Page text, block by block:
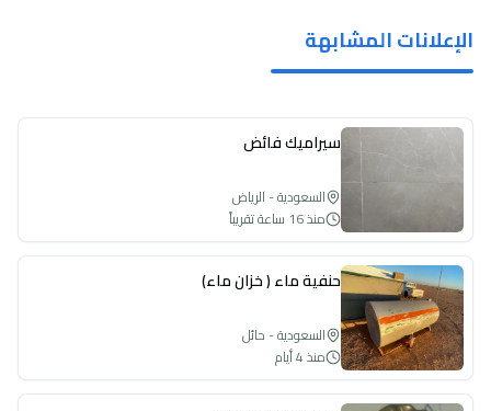
الإعلانات المشابهة
سيراميك فائض
السعودية - الرياض
منذ 16 ساعة تقريباً
حنفية ماء ( خزان ماء)
السعودية - حائل
منذ 4 أيام